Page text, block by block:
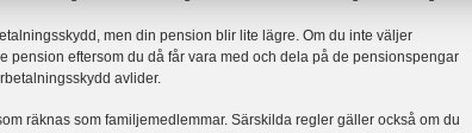
men din pension blir lite lägre. Om du inte väljer
pension eftersom du då får vara med och dela på de pensionspengar
avlider.
räknas som familjemedlemmar. Särskilda regler gäller också om du